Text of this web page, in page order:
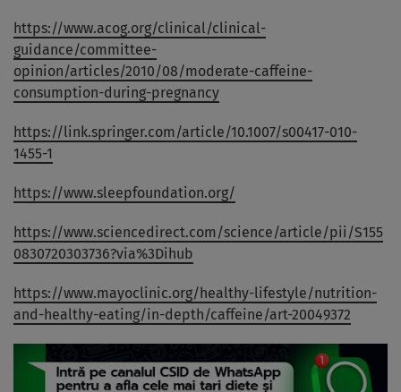
https://www.acog.org/clinical/clinical-
guidance/committee-
opinion/articles/2010/08/moderate-caffeine-
consumption-during-pregnancy
https://link.springer.com/article/10.1007/s00417-010-
1455-1
https://www.sleepfoundation.org/
https://www.sciencedirect.com/science/article/pii/S155
0830720303736?via%3Dihub
https://www.mayoclinic.org/healthy-lifestyle/nutrition-
and-healthy-eating/in-depth/caffeine/art-20049372